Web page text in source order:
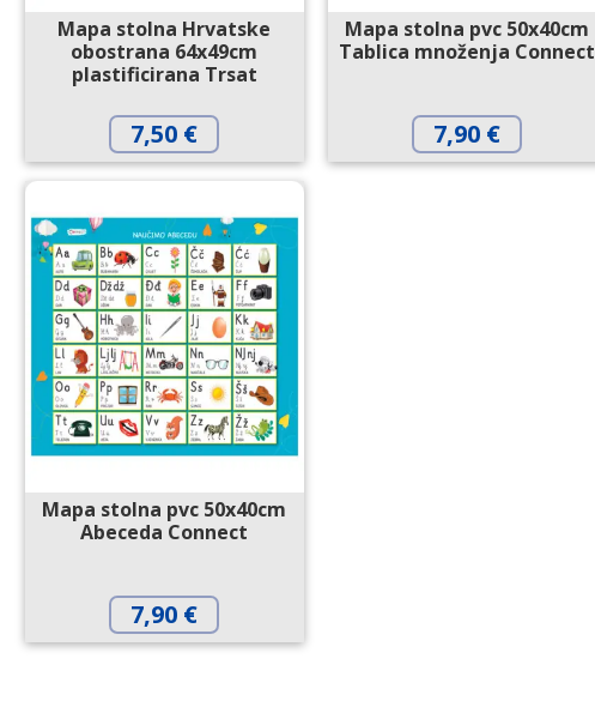
Mapa stolna Hrvatske
obostrana 64x49cm
plastificirana Trsat
7,50 €
Mapa stolna pvc 50x40cm
Tablica množenja Connect
7,90 €
Mapa stolna pvc 50x40cm
Abeceda Connect
7,90 €